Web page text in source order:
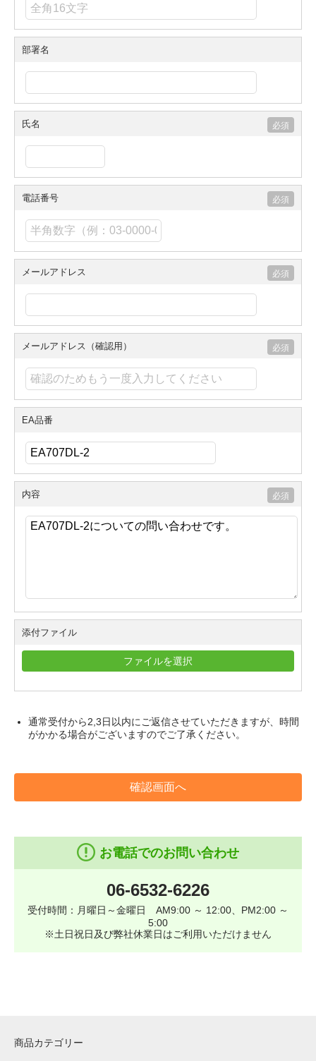
部署名
氏名
電話番号
メールアドレス
メールアドレス（確認用）
EA品番
内容
添付ファイル
ファイルを選択
通常受付から2,3日以内にご返信させていただきますが、時間
がかかる場合がございますのでご了承ください。
確認画面へ
お電話でのお問い合わせ
06-6532-6226
受付時間：月曜日～金曜日 AM9:00 ～ 12:00、PM2:00 ～
5:00
※土日祝日及び弊社休業日はご利用いただけません
商品カテゴリー